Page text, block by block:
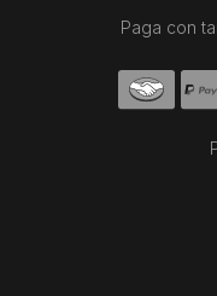
Paga con